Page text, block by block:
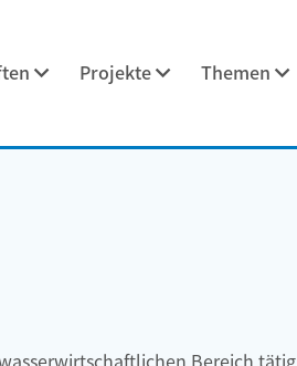
Projekte Themen
Bereich tätig